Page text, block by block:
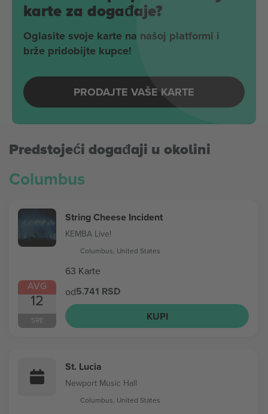
karte za događaje?
Oglasite svoje karte na našoj platformi i
brže pridobijte kupce!
PRODAJTE VAŠE KARTE
Predstojeći događaji u okolini
Columbus
AVG
12
SRE
String Cheese Incident
KEMBA Live!
Columbus, United States
63 Karte
od5.741 RSD
KUPI
St. Lucia
Newport Music Hall
Columbus, United States